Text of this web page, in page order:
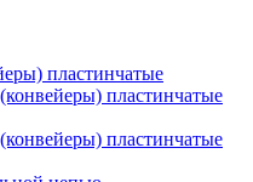
пластинчатые
пластинчатые
пластинчатые